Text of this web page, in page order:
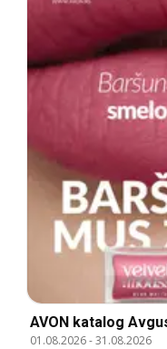
AVON katalog
01.08.2026-31.08.2026